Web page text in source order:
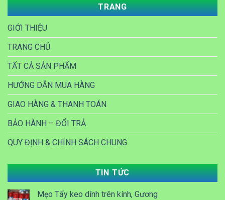
TRANG
GIỚI THIỆU
TRANG CHỦ
TẤT CẢ SẢN PHẨM
HƯỚNG DẪN MUA HÀNG
GIAO HÀNG & THANH TOÁN
BẢO HÀNH – ĐỔI TRẢ
QUY ĐỊNH & CHÍNH SÁCH CHUNG
TIN TỨC
Mẹo Tẩy keo dính trên kính, Gương